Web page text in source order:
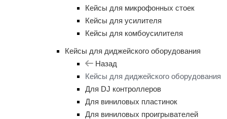
Кейсы для микрофонных стоек
Кейсы для усилителя
Кейсы для комбоусилителя
Кейсы для диджейского оборудования
Назад
Кейсы для диджейского оборудования
Для DJ контроллеров
Для виниловых пластинок
Для виниловых проигрывателей